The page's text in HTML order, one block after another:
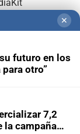
✕
futuro en los
otro”
7,2
la campaña